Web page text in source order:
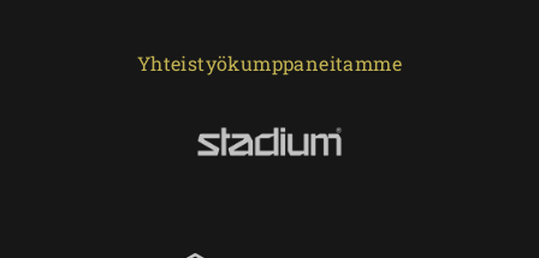
Yhteistyökumppaneitamme